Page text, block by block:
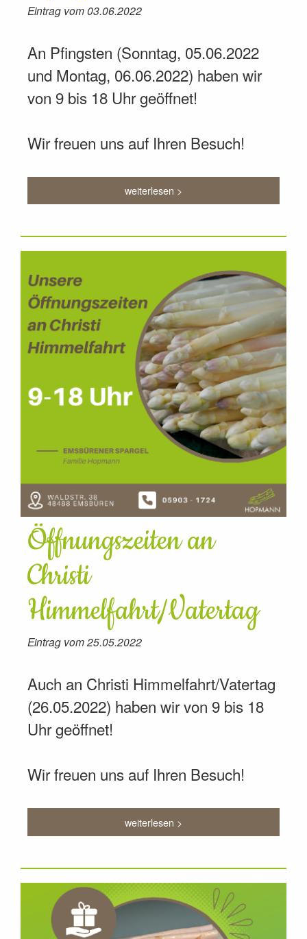
Eintrag vom 03.06.2022
An Pfingsten (Sonntag, 05.06.2022
und Montag, 06.06.2022) haben wir
von 9 bis 18 Uhr geöffnet!
Wir freuen uns auf Ihren Besuch!
weiterlesen >
Öffnungszeiten an
Christi
Himmelfahrt/Vatertag
Eintrag vom 25.05.2022
Auch an Christi Himmelfahrt/Vatertag
(26.05.2022) haben wir von 9 bis 18
Uhr geöffnet!
Wir freuen uns auf Ihren Besuch!
weiterlesen >